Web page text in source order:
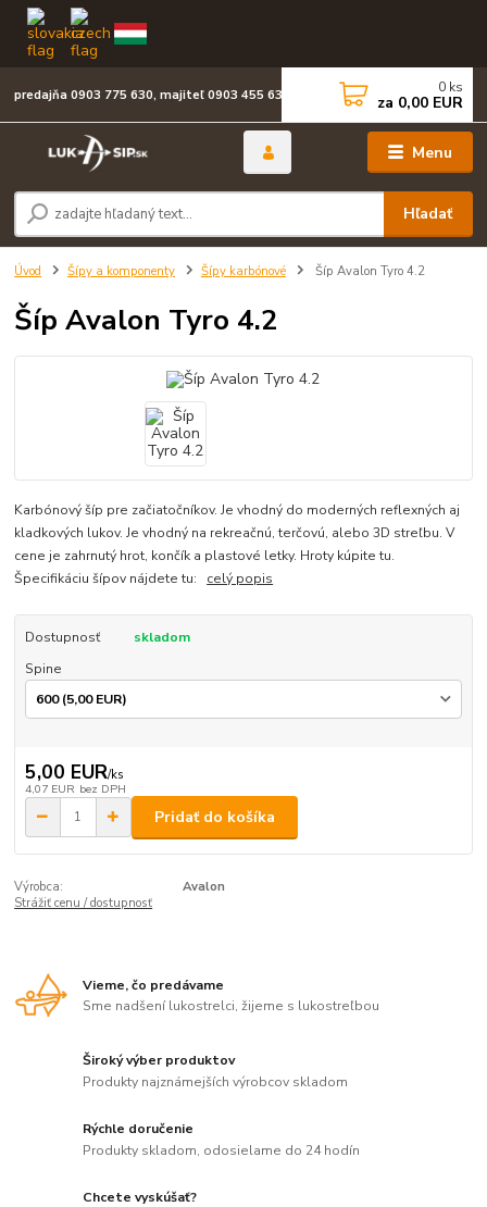
Menu
Hľadať
predajňa 0903 775 630, majiteľ 0903 455 630 0 ks
za 0,00 EUR
Úvod Šípy a komponenty Šípy karbónové Šíp Avalon Tyro 4.2
Šíp Avalon Tyro 4.2
Karbónový šíp pre začiatočníkov. Je vhodný do moderných reflexných aj
kladkových lukov. Je vhodný na rekreačnú, terčovú, alebo 3D streľbu. V
cene je zahrnutý hrot, končík a plastové letky. Hroty kúpite tu.
Špecifikáciu šípov nájdete tu: celý popis
Dostupnosť
skladom
Spine
5,00 EUR/ks
4,07 EUR bez DPH
Pridať do košíka
Výrobca:
Avalon
Strážiť cenu / dostupnosť
Vieme, čo predávame
Sme nadšení lukostrelci, žijeme s lukostreľbou
Široký výber produktov
Produkty najznámejších výrobcov skladom
Rýchle doručenie
Produkty skladom, odosielame do 24 hodín
Chcete vyskúšať?